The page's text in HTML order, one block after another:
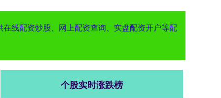
线配资炒股、网上配资查询、实盘配资开户等配
个股实时涨跌榜